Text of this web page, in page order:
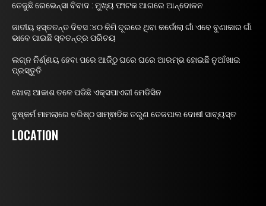
ତେଜୁଛି ରେଭେନ୍ସା ବିବାଦ : ମୁଖ୍ୟ ଫାଟକ ଆଗରେ ଆନ୍ଦୋଳନ
ଜାତୀୟ ହସ୍ତତନ୍ତ ଦିବସ :୪୦ କିମି ଦୂରରେ ଥିବା କର୍ଡୋଲା ଗାଁ ଏବେ ବୁଣାକାର ଗାଁ
ଭାବେ ପାଇଛି ସ୍ବତନ୍ତ୍ର ପରିଚୟ
ଲଗ୍ନ ନିର୍ଣ୍ଣୟ ହେବା ପରେ ଆଜିଠୁ ଘରେ ଘରେ ଆରମ୍ଭ ହୋଇଛି ନୁଆଁଖାଇ
ପ୍ରସ୍ତୁତି
ଖୋଲା ଆକାଶ ତଳେ ପଡିଛି ଏକ୍ସପାଏରୀ ମେଡିସିନ
ଦୁଷ୍କର୍ମ ମାମଲାରେ ବରିଷ୍ଠ ସାମ୍ଵାଦିକ ତରୁଣ ତେଜପାଲ ଦୋଷୀ ସାବ୍ୟସ୍ତ
LOCATION